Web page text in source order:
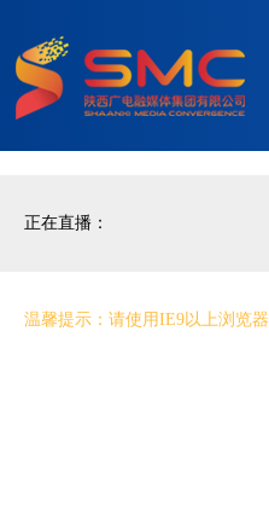
正在直播：
温馨提示：请使用IE9以上浏览器